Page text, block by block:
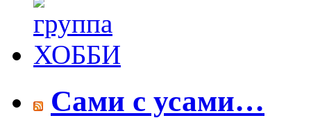
Сами с усами…